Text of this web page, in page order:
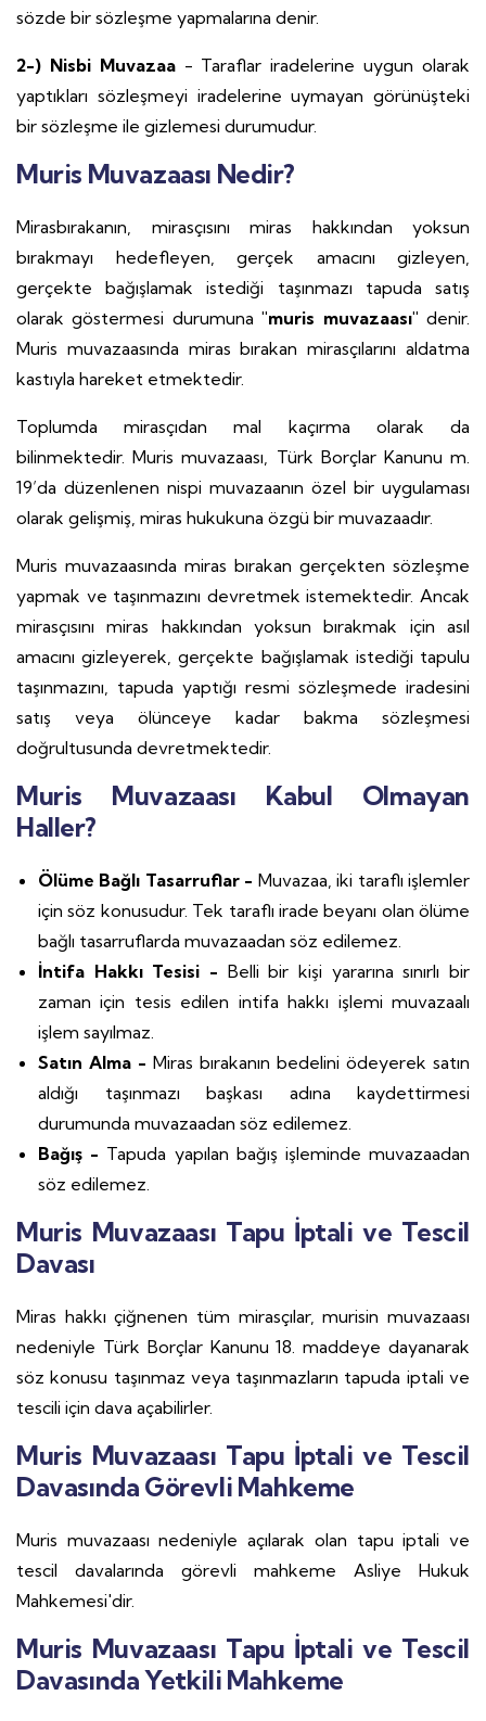
sözde bir sözleşme yapmalarına denir.
2-) Nisbi Muvazaa- Taraflar iradelerine uygun olarak
yaptıkları sözleşmeyi iradelerine uymayan görünüşteki
bir sözleşme ile gizlemesi durumudur.
Muris Muvazaası Nedir?
Mirasbırakanın, mirasçısını miras hakkından yoksun
bırakmayı hedefleyen, gerçek amacını gizleyen,
gerçekte bağışlamak istediği taşınmazı tapuda satış
olarak göstermesi durumuna"muris muvazaası" denir.
Muris muvazaasında miras bırakan mirasçılarını aldatma
kastıyla hareket etmektedir.
Toplumda mirasçıdan mal kaçırma olarak da
bilinmektedir. Muris muvazaası, Türk Borçlar Kanunu m.
19’da düzenlenen nispi muvazaanın özel bir uygulaması
olarak gelişmiş, miras hukukuna özgü bir muvazaadır.
Muris muvazaasında miras bırakan gerçekten sözleşme
yapmak ve taşınmazını devretmek istemektedir. Ancak
mirasçısını miras hakkından yoksun bırakmak için asıl
amacını gizleyerek, gerçekte bağışlamak istediği tapulu
taşınmazını, tapuda yaptığı resmi sözleşmede iradesini
satış veya ölünceye kadar bakma sözleşmesi
doğrultusunda devretmektedir.
Muris Muvazaası Kabul Olmayan
Haller?
Ölüme Bağlı Tasarruflar - Muvazaa, iki taraflı işlemler
için söz konusudur. Tek taraflı irade beyanı olan ölüme
bağlı tasarruflarda muvazaadan söz edilemez.
İntifa Hakkı Tesisi - Belli bir kişi yararına sınırlı bir
zaman için tesis edilen intifa hakkı işlemi muvazaalı
işlem sayılmaz.
Satın Alma - Miras bırakanın bedelini ödeyerek satın
aldığı taşınmazı başkası adına kaydettirmesi
durumunda muvazaadan söz edilemez.
Bağış - Tapuda yapılan bağış işleminde muvazaadan
söz edilemez.
Muris Muvazaası Tapu İptali ve Tescil
Davası
Miras hakkı çiğnenen tüm mirasçılar, murisin muvazaası
nedeniyle Türk Borçlar Kanunu 18. maddeye dayanarak
söz konusu taşınmaz veya taşınmazların tapuda iptali ve
tescili için dava açabilirler.
Muris Muvazaası Tapu İptali ve Tescil
Davasında Görevli Mahkeme
Muris muvazaası nedeniyle açılarak olan tapu iptali ve
tescil davalarında görevli mahkeme Asliye Hukuk
Mahkemesi'dir.
Muris Muvazaası Tapu İptali ve Tescil
Davasında Yetkili Mahkeme